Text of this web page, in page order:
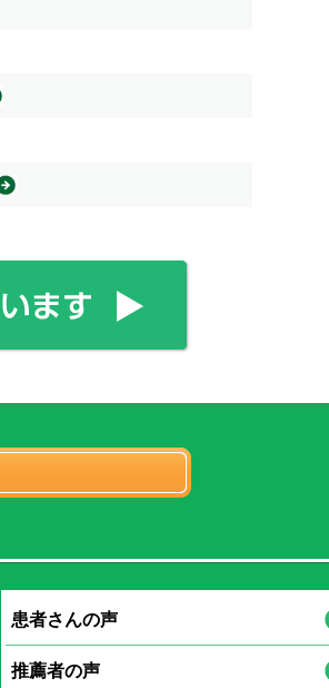
患者さんの声
推薦者の声